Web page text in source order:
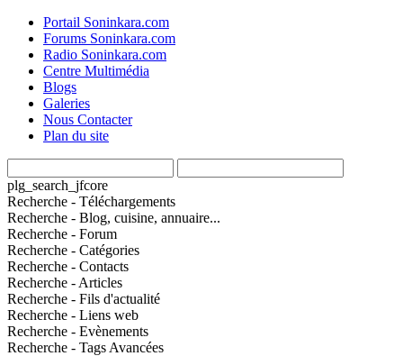
Portail Soninkara.com
Forums Soninkara.com
Radio Soninkara.com
Centre Multimédia
Blogs
Galeries
Nous Contacter
Plan du site
plg_search_jfcore
Recherche - Téléchargements
Recherche - Blog, cuisine, annuaire...
Recherche - Forum
Recherche - Catégories
Recherche - Contacts
Recherche - Articles
Recherche - Fils d'actualité
Recherche - Liens web
Recherche - Evènements
Recherche - Tags Avancées